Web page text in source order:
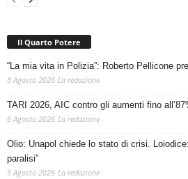
Il Quarto Potere
“La mia vita in Polizia”: Roberto Pellicone
8 Agosto 2026 La redazione
TARI 2026, AIC contro gli aumenti fino
6 Agosto 2026 La redazione
Olio: Unapol chiede lo stato di crisi.
paralisi”
5 Agosto 2026 La redazione